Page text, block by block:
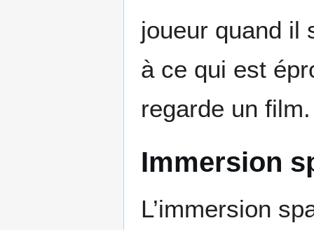
joueur quand il
à ce qui est
regarde un film.
Immersion
L’immersion